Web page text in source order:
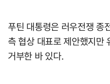
푸틴 대통령은 러우전쟁 종
측 협상 대표로 제안했지만
거부한 바 있다.